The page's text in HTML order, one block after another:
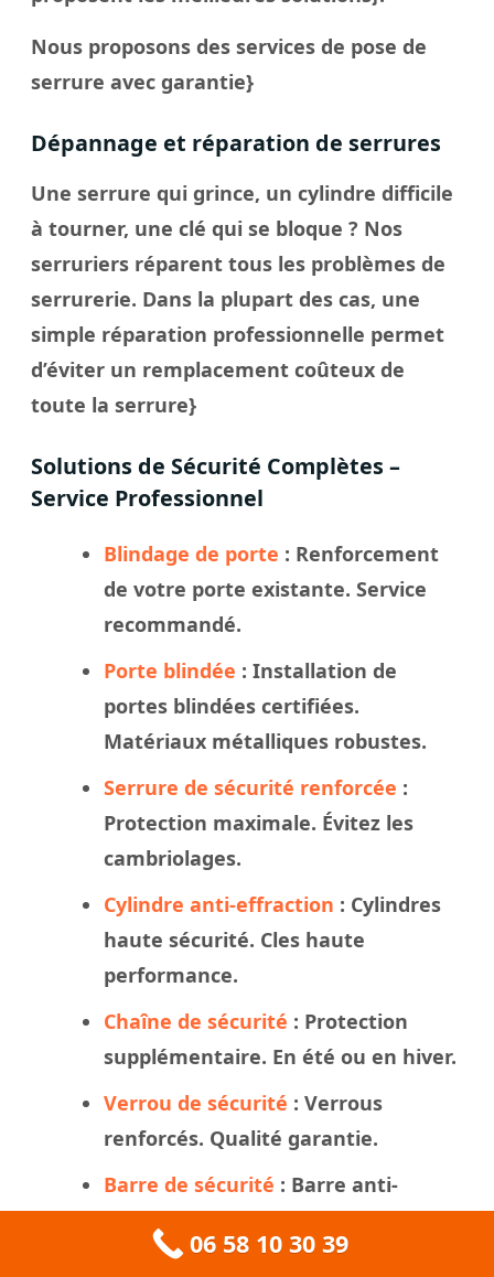
Nous proposons des services de pose de
serrure avec garantie}
Dépannage et réparation de serrures
Une serrure qui grince, un cylindre difficile
à tourner, une clé qui se bloque ? Nos
serruriers réparent tous les problèmes de
serrurerie. Dans la plupart des cas, une
simple réparation professionnelle permet
d’éviter un remplacement coûteux de
toute la serrure}
Solutions de Sécurité Complètes –
Service Professionnel
Blindage de porte : Renforcement
de votre porte existante. Service
recommandé.
Porte blindée : Installation de
portes blindées certifiées.
Matériaux métalliques robustes.
Serrure de sécurité renforcée :
Protection maximale. Évitez les
cambriolages.
Cylindre anti-effraction : Cylindres
haute sécurité. Cles haute
performance.
Chaîne de sécurité : Protection
supplémentaire. En été ou en hiver.
Verrou de sécurité : Verrous
renforcés. Qualité garantie.
Barre de sécurité : Barre anti-
Consultation en sécurité
06 58 10 30 39